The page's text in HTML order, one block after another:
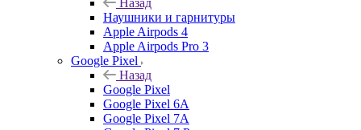
Назад
Наушники и гарнитуры
Apple Airpods 4
Apple Airpods Pro 3
Google Pixel
Назад
Google Pixel
Google Pixel 6A
Google Pixel 7А